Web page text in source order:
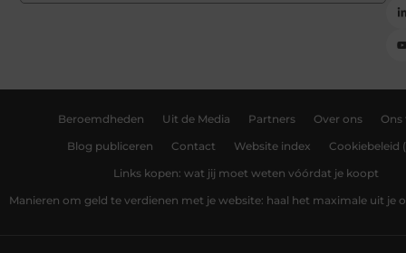
Beroemdheden Uit de Media Partners Over ons Ons
Blog publiceren Contact Website index Cookiebeleid
Links kopen: wat jij moet weten vóórdat je koopt
Manieren om geld te verdienen met je website: haal het maximale uit je